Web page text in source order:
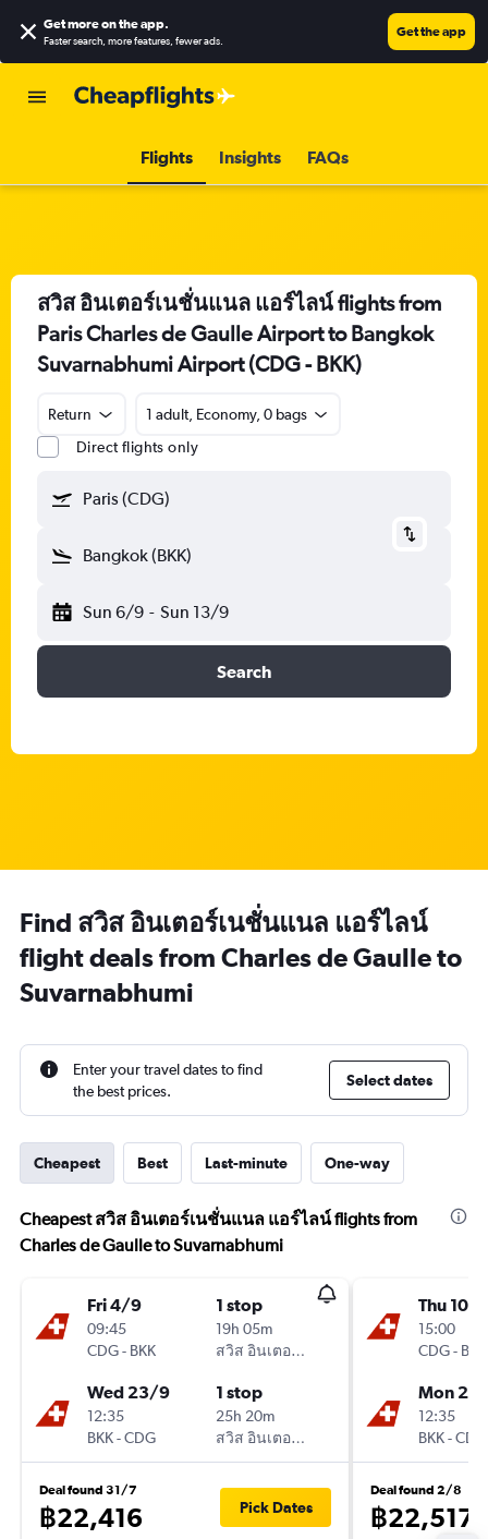
Get more on the app.
Faster search, more features, fewer ads.
Get the app
Flights Insights FAQs
สวิส อินเตอร์เนชั่นแนล แอร์ไลน์ flights from
Paris Charles de Gaulle Airport to Bangkok
Suvarnabhumi Airport (CDG - BKK)
Return
1 adult, Economy, 0 bags
Direct flights only
Paris (CDG)
Bangkok (BKK)
Sun 6/9 - Sun 13/9
Search
Find สวิส อินเตอร์เนชั่นแนล แอร์ไลน์
flight deals from Charles de Gaulle to
Suvarnabhumi
Enter your travel dates to find
the best prices.
Select dates
Cheapest Best Last-minute One-way
Cheapest สวิส อินเตอร์เนชั่นแนล แอร์ไลน์ flights from
Charles de Gaulle to Suvarnabhumi
Fri 4/9
09:45
CDG- BKK
1 stop
19h 05m
สวิส อินเตอร์เนชั่นแนล แอร์ไลน์
Wed 23/9
12:35
BKK-CDG
1 stop
25h 20m
สวิส อินเตอร์เนชั่นแนล แอร์ไลน์
Deal found 31/7
฿22,416 Pick Dates
Thu 10/9
15:00
CDG- BKK
Mon
12:35
BKK-CDG
Deal found 2/8
฿22,517